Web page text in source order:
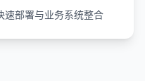
速部署与业务系统整合